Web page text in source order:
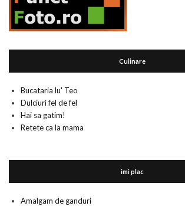
Culinare
Bucataria lu' Teo
Dulciuri fel de fel
Hai sa gatim!
Retete ca la mama
imi plac
Amalgam de ganduri